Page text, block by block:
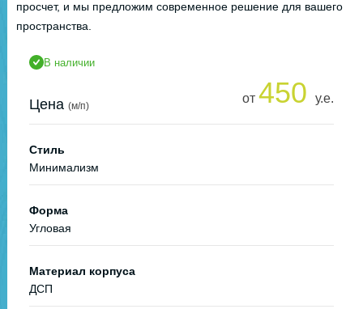
просчет, и мы предложим современное решение для вашего
пространства.
В наличии
Цена (м/п)
от 450 у.е.
Стиль
Минимализм
Форма
Угловая
Материал корпуса
ДСП